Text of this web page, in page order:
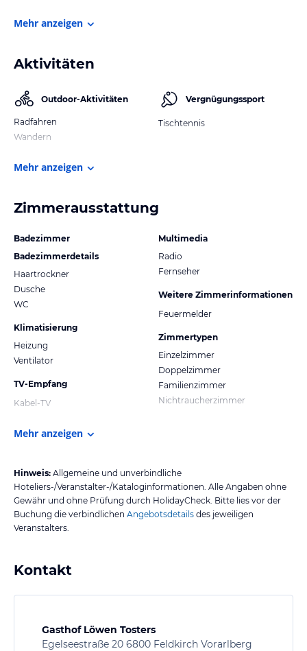
Mehr anzeigen
Aktivitäten
Outdoor-Aktivitäten
Radfahren
Wandern
Vergnügungssport
Tischtennis
Mehr anzeigen
Zimmerausstattung
Badezimmer
Badezimmerdetails
Haartrockner
Dusche
WC
Klimatisierung
Heizung
Ventilator
TV-Empfang
Kabel-TV
Multimedia
Radio
Fernseher
Weitere Zimmerinformationen
Feuermelder
Zimmertypen
Einzelzimmer
Doppelzimmer
Familienzimmer
Nichtraucherzimmer
Mehr anzeigen
Hinweis: Allgemeine und unverbindliche
Hoteliers-/Veranstalter-/Kataloginformationen. Alle Angaben ohne
Gewähr und ohne Prüfung durch HolidayCheck. Bitte lies vor der
Buchung die verbindlichen Angebotsdetails des jeweiligen
Veranstalters.
Kontakt
Gasthof Löwen Tosters
Egelseestraße 20 6800 Feldkirch Vorarlberg